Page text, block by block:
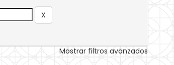
Mostrar filtros avanzados